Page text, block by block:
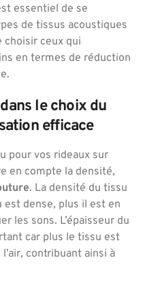
essentiel de se
de tissus acoustiques
choisir ceux qui
en termes de réduction
le choix du
efficace
pour vos rideaux sur
en compte la densité,
. La densité du tissu
dense, plus il est en
les sons. L’épaisseur du
car plus le tissu est
contribuant ainsi à